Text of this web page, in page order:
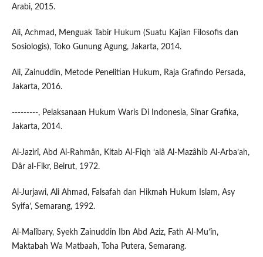
Arabi, 2015.
Ali, Achmad, Menguak Tabir Hukum (Suatu Kajian Filosofis dan
Sosiologis), Toko Gunung Agung, Jakarta, 2014.
Ali, Zainuddin, Metode Penelitian Hukum, Raja Grafindo Persada,
Jakarta, 2016.
---------, Pelaksanaan Hukum Waris Di Indonesia, Sinar Grafika,
Jakarta, 2014.
Al-Jazirî, Abd Al-Rahmân, Kitab Al-Fiqh ‘alâ Al-Mazâhib Al-Arba’ah,
Dâr al-Fikr, Beirut, 1972.
Al-Jurjawi, Ali Ahmad, Falsafah dan Hikmah Hukum Islam, Asy
Syifa’, Semarang, 1992.
Al-Malîbary, Syekh Zainuddin Ibn Abd Aziz, Fath Al-Mu’în,
Maktabah Wa Matbaah, Toha Putera, Semarang.